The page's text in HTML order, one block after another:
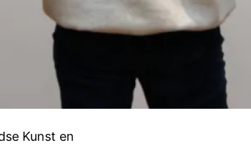
Kunst en